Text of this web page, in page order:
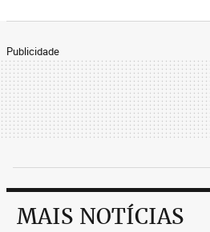
Publicidade
MAIS NOTÍCIAS